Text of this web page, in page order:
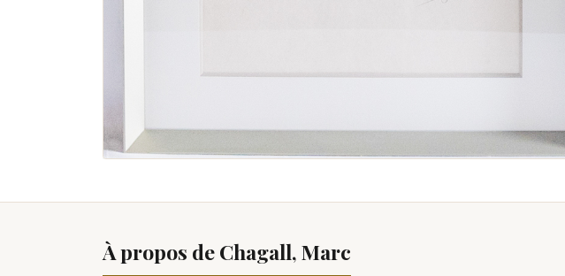
À propos de Chagall, Marc